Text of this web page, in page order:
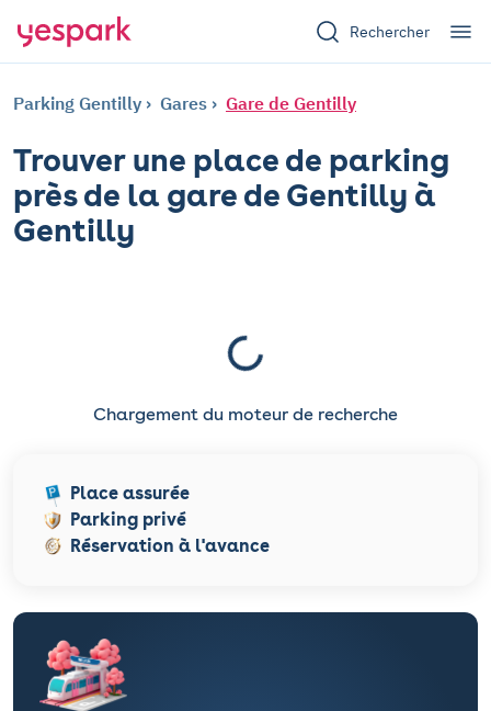
Rechercher
Parking Gentilly Gares Gare de Gentilly
Trouver une place de parking
près de la gare de Gentilly à
Gentilly
Chargement du moteur de recherche
Place assurée
Parking privé
Réservation à l'avance